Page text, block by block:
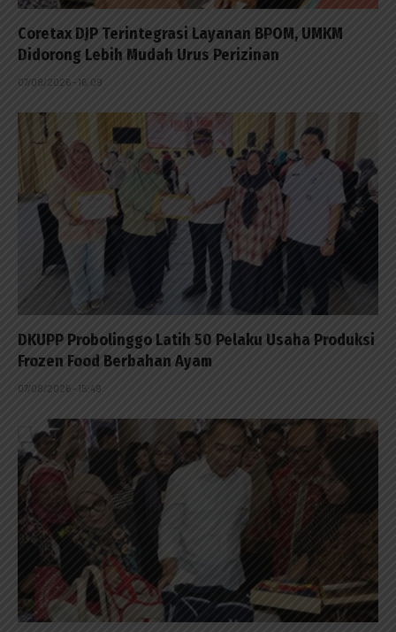
Coretax DJP Terintegrasi Layanan BPOM, UMKM
Didorong Lebih Mudah Urus Perizinan
07/08/2026 - 16:09
DKUPP Probolinggo Latih 50 Pelaku Usaha Produksi
Frozen Food Berbahan Ayam
07/08/2026 - 15:49